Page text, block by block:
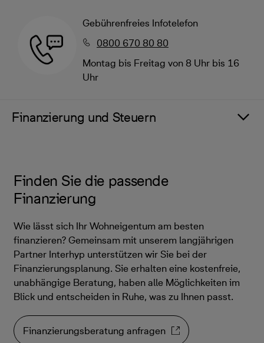
Gebührenfreies Infotelefon
0800 670 80 80
Montag bis Freitag von 8 Uhr bis 16
Uhr
Finanzierung und Steuern
Finden Sie die passende
Finanzierung
Wie lässt sich Ihr Wohneigentum am besten
finanzieren? Gemeinsam mit unserem langjährigen
Partner Interhyp unterstützen wir Sie bei der
Finanzierungsplanung. Sie erhalten eine kostenfreie,
unabhängige Beratung, haben alle Möglichkeiten im
Blick und entscheiden in Ruhe, was zu Ihnen passt.
Finanzierungsberatung anfragen